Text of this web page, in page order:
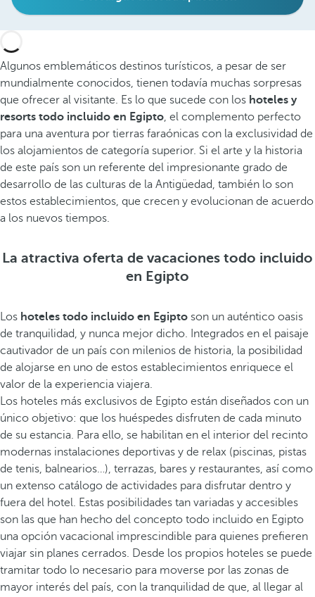
Algunos emblemáticos destinos turísticos, a pesar de ser
mundialmente conocidos, tienen todavía muchas sorpresas
que ofrecer al visitante. Es lo que sucede con los hoteles y
resorts todo incluido en Egipto, el complemento perfecto
para una aventura por tierras faraónicas con la exclusividad de
los alojamientos de categoría superior. Si el arte y la historia
de este país son un referente del impresionante grado de
desarrollo de las culturas de la Antigüedad, también lo son
estos establecimientos, que crecen y evolucionan de acuerdo
a los nuevos tiempos.
La atractiva oferta de vacaciones todo incluido
en Egipto
Los hoteles todo incluido en Egipto son un auténtico oasis
de tranquilidad, y nunca mejor dicho. Integrados en el paisaje
cautivador de un país con milenios de historia, la posibilidad
de alojarse en uno de estos establecimientos enriquece el
valor de la experiencia viajera.
Los hoteles más exclusivos de Egipto están diseñados con un
único objetivo: que los huéspedes disfruten de cada minuto
de su estancia. Para ello, se habilitan en el interior del recinto
modernas instalaciones deportivas y de relax (piscinas, pistas
de tenis, balnearios…), terrazas, bares y restaurantes, así como
un extenso catálogo de actividades para disfrutar dentro y
fuera del hotel. Estas posibilidades tan variadas y accesibles
son las que han hecho del concepto todo incluido en Egipto
una opción vacacional imprescindible para quienes prefieren
viajar sin planes cerrados. Desde los propios hoteles se puede
tramitar todo lo necesario para moverse por las zonas de
mayor interés del país, con la tranquilidad de que, al llegar al